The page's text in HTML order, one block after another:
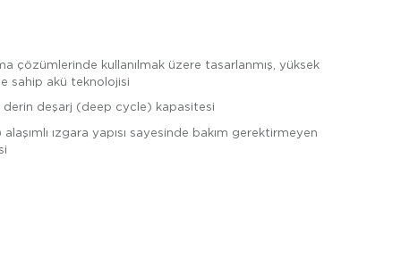
çözümlerinde kullanılmak üzere tasarlanmış, yüksek
sahip akü teknolojisi
derin deşarj (deep cycle) kapasitesi
ızgara yapısı sayesinde bakım gerektirmeyen